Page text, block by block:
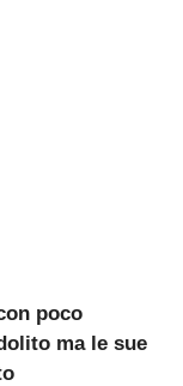
poco
ma le sue